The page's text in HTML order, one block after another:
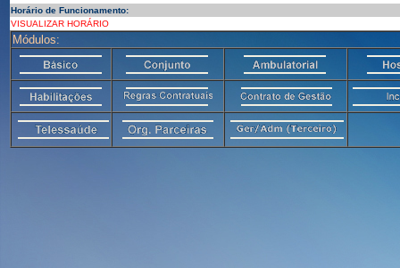
Horário de Funcionamento:
VISUALIZAR HORÁRIO
Módulos: